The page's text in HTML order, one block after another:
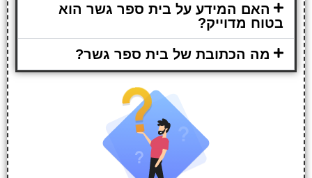
האם המידע על בית ספר גשר הוא
בטוח מדוייק?
מה הכתובת של בית ספר גשר?